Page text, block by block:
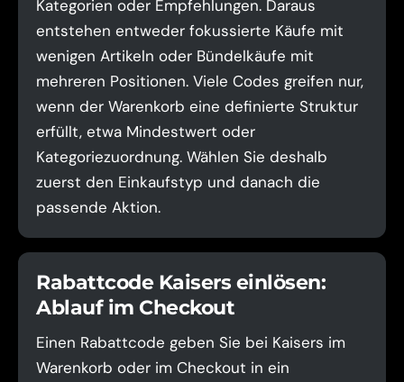
Kategorien oder Empfehlungen. Daraus
entstehen entweder fokussierte Käufe mit
wenigen Artikeln oder Bündelkäufe mit
mehreren Positionen. Viele Codes greifen nur,
wenn der Warenkorb eine definierte Struktur
erfüllt, etwa Mindestwert oder
Kategoriezuordnung. Wählen Sie deshalb
zuerst den Einkaufstyp und danach die
passende Aktion.
Rabattcode Kaisers einlösen:
Ablauf im Checkout
Einen Rabattcode geben Sie bei Kaisers im
Warenkorb oder im Checkout in ein